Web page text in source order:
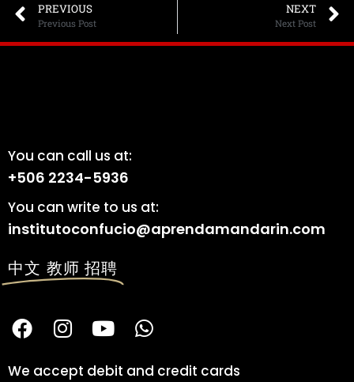
PREVIOUS
Previous Post
NEXT
Next Post
You can call us at:
+506 2234-5936
You can write to us at:
institutoconfucio@aprendamandarin.com
中文 教师 招聘
We accept debit and credit cards